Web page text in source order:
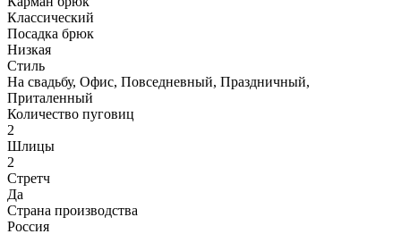
Классический
Посадка брюк
Низкая
Стиль
На свадьбу, Офис, Повседневный, Праздничный,
Приталенный
Количество пуговиц
2
Шлицы
2
Стретч
Да
Страна производства
Россия